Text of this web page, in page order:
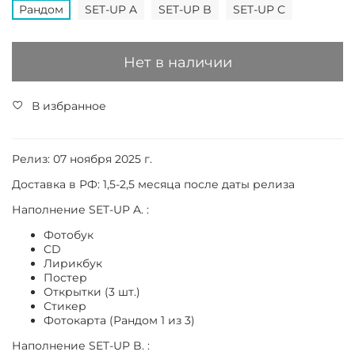
Рандом SET-UP A SET-UP B SET-UP C
Нет в наличии
В избранное
Релиз: 07 ноября 2025 г.
Доставка в РФ: 1,5-2,5 месяца после даты релиза
Наполнение SET-UP A. :
Фотобук
CD
Лирикбук
Постер
Открытки (3 шт.)
Стикер
Фотокарта (Рандом 1 из 3)
Наполнение SET-UP B. :